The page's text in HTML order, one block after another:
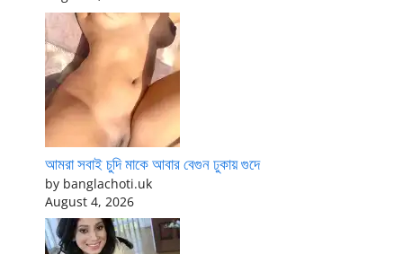
আমরা সবাই চুদি মাকে আবার বেগুন ঢুকায় গুদে
by banglachoti.uk
August 4, 2026